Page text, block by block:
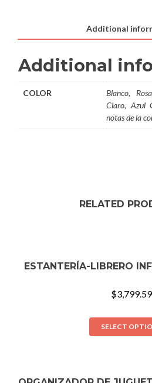
Additional
Additional
COLOR
Blanco,
Claro, Azul
notas de la
RELATED
ESTANTERÍA-LIBRERO
$3,799.59
SELECT